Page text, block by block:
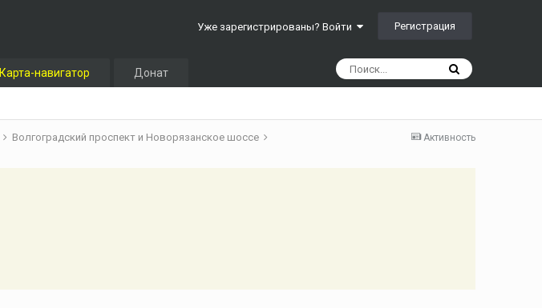
Уже зарегистрированы? Войти Регистрация
Карта-навигатор Донат
Активность
Волгоградский проспект и Новорязанское шоссе